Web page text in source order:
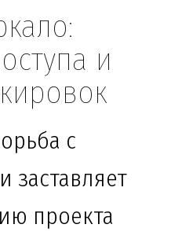
и
с
заставляет
проекта